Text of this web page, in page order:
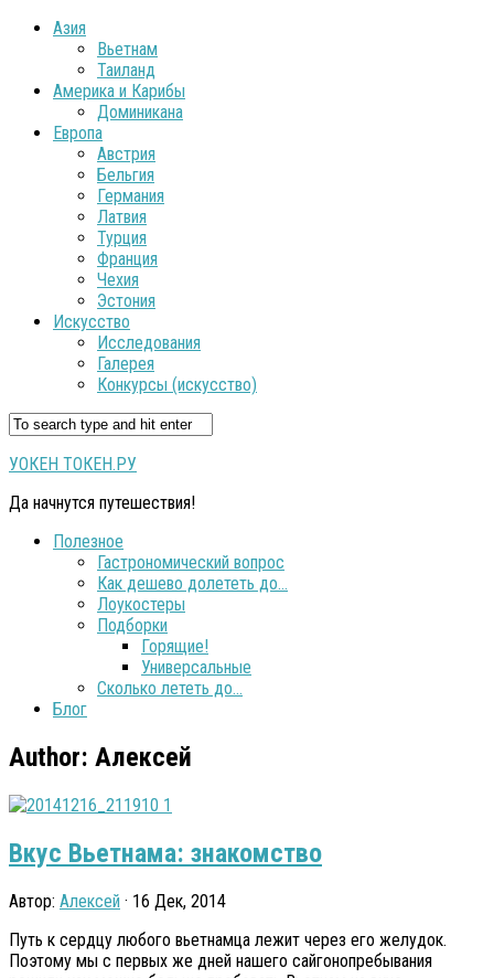
Азия
Вьетнам
Таиланд
Америка и Карибы
Доминикана
Европа
Австрия
Бельгия
Германия
Латвия
Турция
Франция
Чехия
Эстония
Искусство
Исследования
Галерея
Конкурсы (искусство)
УОКЕН ТОКЕН.РУ
Да начнутся путешествия!
Полезное
Гастрономический вопрос
Как дешево долететь до…
Лоукостеры
Подборки
Горящие!
Универсальные
Сколько лететь до…
Блог
Author: Алексей
Вкус Вьетнама: знакомство
Автор: Алексей · 16 Дек, 2014
Путь к сердцу любого вьетнамца лежит через его желудок.
Поэтому мы с первых же дней нашего сайгонопребывания